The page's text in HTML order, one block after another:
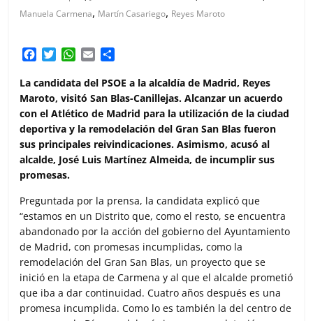
Manuela Carmena, Martín Casariego, Reyes Maroto
c
e
b
o
k
i
t
e
W
a
t
s
A
p
p
a
i
l
m
p
a
r
i
r
La candidata del PSOE a la alcaldía de Madrid, Reyes
Maroto, visitó San Blas-Canillejas. Alcanzar un acuerdo
con el Atlético de Madrid para la utilización de la ciudad
deportiva y la remodelación del Gran San Blas fueron
sus principales reivindicaciones. Asimismo, acusó al
alcalde, José Luis Martínez Almeida, de incumplir sus
promesas.
Preguntada por la prensa, la candidata explicó que
“estamos en un Distrito que, como el resto, se encuentra
abandonado por la acción del gobierno del Ayuntamiento
de Madrid, con promesas incumplidas, como la
remodelación del Gran San Blas, un proyecto que se
inició en la etapa de Carmena y al que el alcalde prometió
que iba a dar continuidad. Cuatro años después es una
promesa incumplida. Como lo es también la del centro de